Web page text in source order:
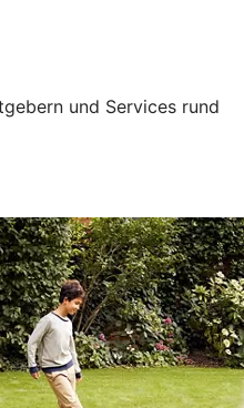
und Services rund